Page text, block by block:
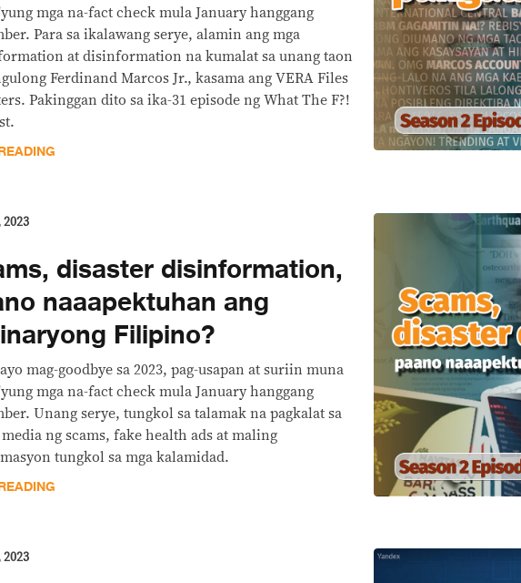
mga na-fact check mula January hanggang
Para sa ikalawang serye, alamin ang mga
at disinformation na kumalat sa unang taon
Ferdinand Marcos Jr., kasama ang VERA Files
Pakinggan dito sa ika-31 episode ng What The F?!
2023
disaster disinformation,
naaapektuhan ang
Filipino?
mag-goodbye sa 2023, pag-usapan at suriin muna
mga na-fact check mula January hanggang
Unang serye, tungkol sa talamak na pagkalat sa
ng scams, fake health ads at maling
tungkol sa mga kalamidad.
2023